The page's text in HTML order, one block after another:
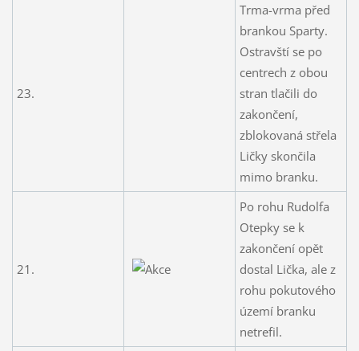
23.
Trma-vrma před
brankou Sparty.
Ostravští se po
centrech z obou
stran tlačili do
zakončení,
zblokovaná střela
Ličky skončila
mimo branku.
21.
Po rohu Rudolfa
Otepky se k
zakončení opět
dostal Lička, ale z
rohu pokutového
území branku
netrefil.